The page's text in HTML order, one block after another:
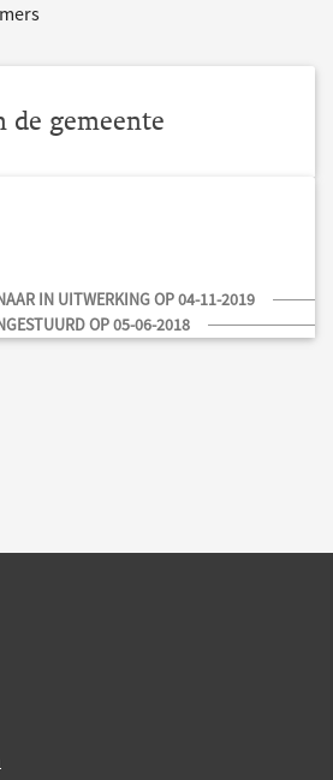
de gemeente
IN UITWERKING OP 04-11-2019
OP 05-06-2018